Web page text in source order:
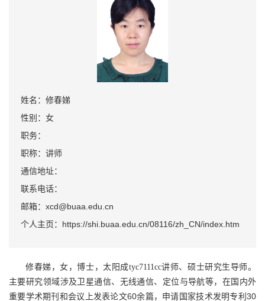
姓名：修春娣
性别：女
职务：
职称：讲师
通信地址：
联系电话：
邮箱：xcd@buaa.edu.cn
个人主页：https://shi.buaa.edu.cn/08116/zh_CN/index.htm
修春娣，女，博士，太阳成tyc7111cc讲师、硕士研究生导师。
主要研究领域涉及卫星通信、无线通信、定位与导航等，在国内外
重要学术期刊和会议上发表论文60余篇，申请国家技术发明专利 30